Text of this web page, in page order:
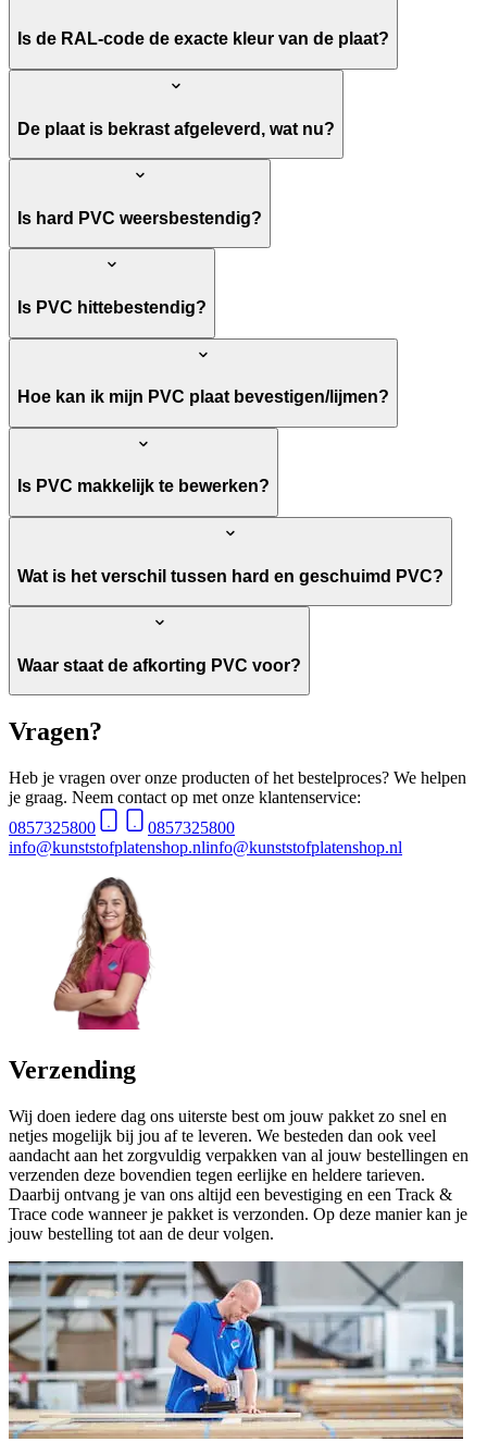
Is de RAL-code de exacte kleur van de plaat?
De plaat is bekrast afgeleverd, wat nu?
Is hard PVC weersbestendig?
Is PVC hittebestendig?
Hoe kan ik mijn PVC plaat bevestigen/lijmen?
Is PVC makkelijk te bewerken?
Wat is het verschil tussen hard en geschuimd PVC?
Waar staat de afkorting PVC voor?
Vragen?
Heb je vragen over onze producten of het bestelproces? We helpen
je graag. Neem contact op met onze klantenservice:
0857325800
0857325800
info@kunststofplatenshop.nlinfo@kunststofplatenshop.nl
Verzending
Wij doen iedere dag ons uiterste best om jouw pakket zo snel en
netjes mogelijk bij jou af te leveren. We besteden dan ook veel
aandacht aan het zorgvuldig verpakken van al jouw bestellingen en
verzenden deze bovendien tegen eerlijke en heldere tarieven.
Daarbij ontvang je van ons altijd een bevestiging en een Track &
Trace code wanneer je pakket is verzonden. Op deze manier kan je
jouw bestelling tot aan de deur volgen.